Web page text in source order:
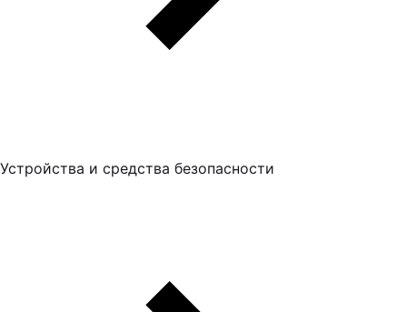
Устройства и средства безопасности